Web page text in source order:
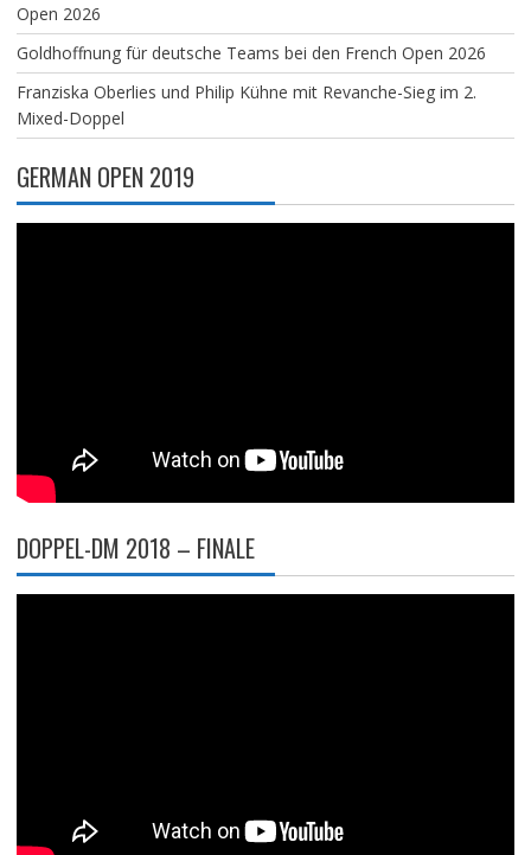
Open 2026
Goldhoffnung für deutsche Teams bei den French Open 2026
Franziska Oberlies und Philip Kühne mit Revanche-Sieg im 2.
Mixed-Doppel
GERMAN OPEN 2019
DOPPEL-DM 2018 – FINALE